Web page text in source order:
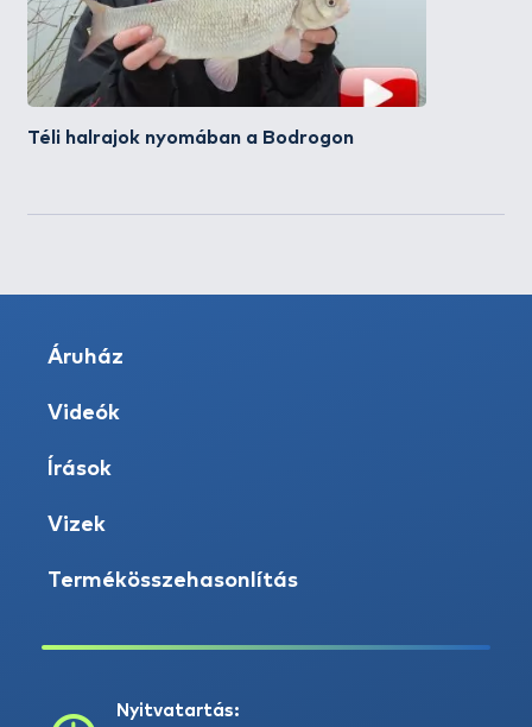
Téli halrajok nyomában a Bodrogon
Áruház
Videók
Írások
Vizek
Termékösszehasonlítás
Nyitvatartás: